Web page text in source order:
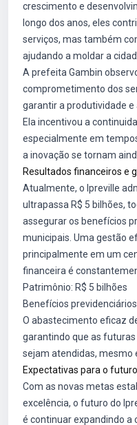
crescimento e
longo dos anos, eles
serviços, mas também
ajudando a moldar a
A prefeita Gambin
comprometimento dos
garantir a produtividade e
Ela incentivou a
especialmente em
a inovação se tornam
Resultados financeiros e
Atualmente, o Ipreville
ultrapassa R$ 5 bilhões,
assegurar os benefícios
municipais. Uma gestão
principalmente em um
financeira é
Patrimônio: R$ 5 bilhões
Benefícios
O abastecimento eficaz
garantindo que as
sejam atendidas, mesmo
Expectativas para o
Com as novas metas
excelência, o futuro do
é continuar expandindo a